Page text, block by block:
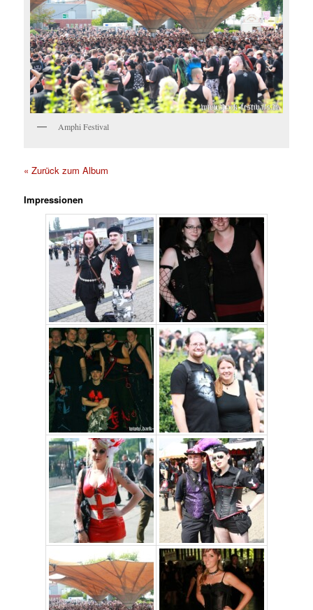
Amphi Festival
« Zurück zum Album
Impressionen